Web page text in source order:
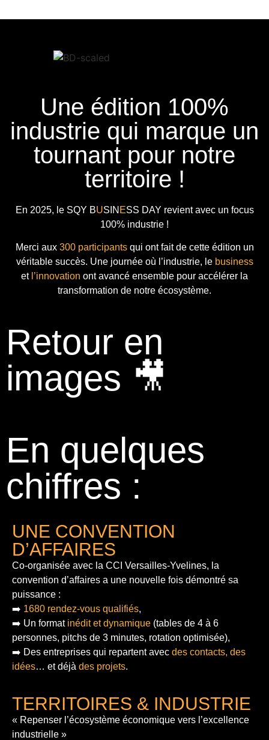
Une édition 100%
industrie qui marque un
tournant pour notre
territoire !
En 2025, le SQY BUSIN ESS DAY revient avec un focus
100% industrie !
Merci aux 300 participantsqui ont fait de cette édition un
véritable succès. Une journée où l’industrie, le business
et l’innovation ont avancé ensemble pour accélérer la
transformation de notre écosystème.
Retour en
images 🎥
En quelques
chiffres :
UNE CONVENTION
D’AFFAIRES
Co-organisée avec la CCI Versailles-Yvelines, la
convention d’affaires a une nouvelle fois démontré sa
puissance :
➡️ 1680 rendez-vous qualifiés,
➡️ Un format inédit et dynamique (tables de 4 à 6
personnes, pitchs de 3 minutes, rotation optimisée),
➡️ Des entreprises qui repartent avec des contacts, des
idées… et déjà des projets.
TERRITOIRES & INDUSTRIE
« Repenser l’écosystème économique vers l’excellence
industrielle »